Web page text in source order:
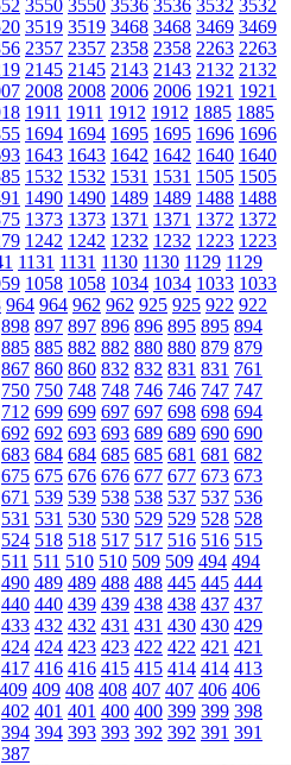
3550 3550 3536 3536 3532 3532
3519 3519 3468 3468 3469 3469
2357 2357 2358 2358 2263 2263
2145 2145 2143 2143 2132 2132
2008 2008 2006 2006 1921 1921
1911 1911 1912 1912 1885 1885
1694 1694 1695 1695 1696 1696
1643 1643 1642 1642 1640 1640
1532 1532 1531 1531 1505 1505
1490 1490 1489 1489 1488 1488
1373 1373 1371 1371 1372 1372
1242 1242 1232 1232 1223 1223
1131 1131 1130 1130 1129 1129
1058 1058 1034 1034 1033 1033
964 964 962 962 925 925 922 922
898 897 897 896 896 895 895 894
885 885 882 882 880 880 879 879
867 860 860 832 832 831 831 761
750 750 748 748 746 746 747 747
712 699 699 697 697 698 698 694
692 692 693 693 689 689 690 690
683 684 684 685 685 681 681 682
675 675 676 676 677 677 673 673
671 539 539 538 538 537 537 536
531 531 530 530 529 529 528 528
524 518 518 517 517 516 516 515
511 511 510 510 509 509 494 494
490 489 489 488 488 445 445 444
440 440 439 439 438 438 437 437
433 432 432 431 431 430 430 429
424 424 423 423 422 422 421 421
417 416 416 415 415 414 414 413
409 409 408 408 407 407 406 406
402 401 401 400 400 399 399 398
394 394 393 393 392 392 391 391
387